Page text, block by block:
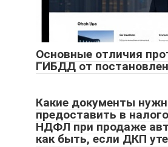
Основные отличия
ГИБДД от
Какие документы
предоставить в
НДФЛ при продаже
как быть, если ДКП